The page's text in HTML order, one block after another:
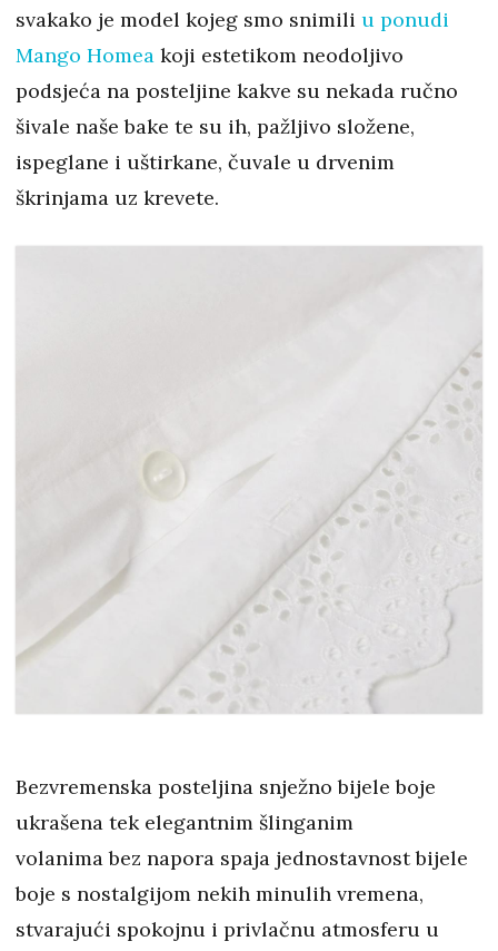
svakako je model kojeg smo snimili u ponudi
Mango Homea koji estetikom neodoljivo
podsjeća na posteljine kakve su nekada ručno
šivale naše bake te su ih, pažljivo složene,
ispeglane i uštirkane, čuvale u drvenim
škrinjama uz krevete.
Bezvremenska posteljina snježno bijele boje
ukrašena tek elegantnim šlinganim
volanima bez napora spaja jednostavnost bijele
boje s nostalgijom nekih minulih vremena,
stvarajući spokojnu i privlačnu atmosferu u